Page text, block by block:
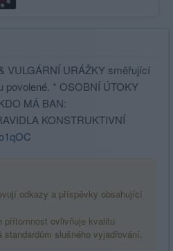
VULGÁRNÍ URÁŽKY směřující
povolené. * OSOBNÍ ÚTOKY
MÁ BAN:
KONSTRUKTIVNÍ
odkazy a příspěvky obsahující
přítomnost ovlivňuje kvalitu
standardům slušného vyjadřování.